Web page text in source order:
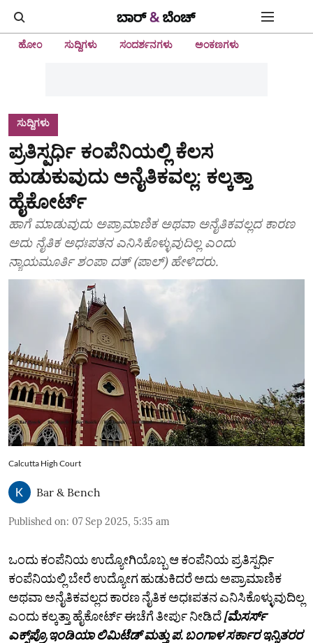
ಹೋಂ ಸುದ್ದಿಗಳು ಸಂದರ್ಶನಗಳು ಅಂಕಣಗಳು
ಸುದ್ದಿಗಳು
ಪ್ರತಿಸ್ಪರ್ಧಿ ಕಂಪೆನಿಯಲ್ಲಿ ಕೆಲಸ
ಹುಡುಕುವುದು ಅನೈತಿಕವಲ್ಲ: ಕಲ್ಕತ್ತಾ
ಹೈಕೋರ್ಟ್
ಹಾಗೆ ಮಾಡುವುದು ಅಪ್ರಾಮಾಣಿಕ ಅಥವಾ ಅನೈತಿಕವಲ್ಲದ ಕಾರಣ
ಅದು ನೈತಿಕ ಅಧಃಪತನ ಎನಿಸಿಕೊಳ್ಳುವುದಿಲ್ಲ ಎಂದು
ನ್ಯಾಯಮೂರ್ತಿ ಶಂಪಾ ದತ್ (ಪಾಲ್) ಹೇಳಿದರು.
Calcutta High Court
Bar & Bench
Published on: 07 Sep 2025, 5:35 am
ಒಂದು ಕಂಪೆನಿಯ ಉದ್ಯೋಗಿಯೊಬ್ಬ ಆ ಕಂಪೆನಿಯ ಪ್ರತಿಸ್ಪರ್ಧಿ
ಕಂಪೆನಿಯಲ್ಲಿ ಬೇರೆ ಉದ್ಯೋಗ ಹುಡುಕಿದರೆ ಅದು ಅಪ್ರಾಮಾಣಿಕ
ಅಥವಾ ಅನೈತಿಕವಲ್ಲದ ಕಾರಣ ನೈತಿಕ ಅಧಃಪತನ ಎನಿಸಿಕೊಳ್ಳುವುದಿಲ್ಲ
ಎಂದು ಕಲ್ಕತ್ತಾ ಹೈಕೋರ್ಟ್‌ ಈಚೆಗೆ ತೀರ್ಪು ನೀಡಿದೆ[ಮೆಸರ್ಸ್
ಎಕ್ಸ್‌ಪ್ರೊ ಇಂಡಿಯಾ ಲಿಮಿಟೆಡ್ ಮತ್ತು ಪ. ಬಂಗಾಳ ಸರ್ಕಾರ ಇನ್ನಿತರರ